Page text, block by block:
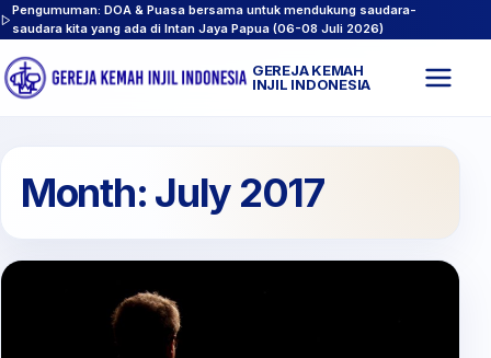
Pengumuman: DOA & Puasa bersama untuk mendukung saudara-
saudara kita yang ada di Intan Jaya Papua (06-08 Juli 2026)
GEREJA KEMAH
INJIL INDONESIA
Month: July 2017